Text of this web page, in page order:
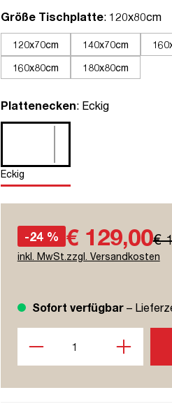
Größe Tischplatteauswählen
: 120x80cm
120x70cm 140x70cm
160x80cm
180x80cm
Platteneckenauswählen
: Eckig
Eckig
-24 % € 129,00€
inkl. MwSt.zzgl. Versandkosten
Sofort verfügbar–